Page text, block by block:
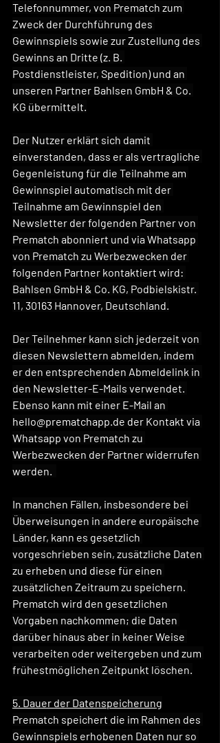
Telefonnummer, von Prematch zum
Zweck der Durchführung des
Gewinnspiels sowie zur Zustellung des
Gewinns an Dritte (z. B.
Postdienstleister, Spedition) und an
unseren Partner Bahlsen GmbH & Co.
KG übermittelt.
Der Nutzer erklärt sich damit
einverstanden, dass er als vertragliche
Gegenleistung für die Teilnahme am
Gewinnspiel automatisch mit der
Teilnahme am Gewinnspiel den
Newsletter der folgenden Partner von
Prematch abonniert und via Whatsapp
von Prematch zu Werbezwecken der
folgenden Partner kontaktiert wird:
Bahlsen GmbH & Co. KG, Podbielskistr.
11, 30163 Hannover, Deutschland.
Der Teilnehmer kann sich jederzeit von
diesen Newslettern abmelden, indem
er den entsprechenden Abmeldelink in
den Newsletter-E-Mails verwendet.
Ebenso kann mit einer E-Mail an
hello@prematchapp.de der Kontakt via
Whatsapp von Prematch zu
Werbezwecken der Partner widerrufen
werden.
In manchen Fällen, insbesondere bei
Überweisungen in andere europäische
Länder, kann es gesetzlich
vorgeschrieben sein, zusätzliche Daten
zu erheben und diese für einen
zusätzlichen Zeitraum zu speichern.
Prematch wird den gesetzlichen
Vorgaben nachkommen; die Daten
darüber hinaus aber in keiner Weise
verarbeiten oder weitergeben und zum
frühestmöglichen Zeitpunkt löschen.
5. Dauer der Datenspeicherung
Prematch speichert die im Rahmen des
Gewinnspiels erhobenen Daten nur so